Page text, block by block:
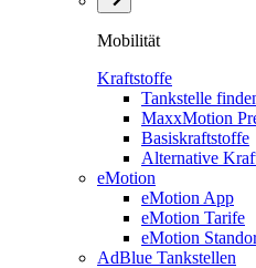
Mobilität
Kraftstoffe
Tankstelle
MaxxMotion
Basiskraftstoffe
Alternative
eMotion
eMotion App
eMotion Tarife
eMotion
AdBlue Tankstellen